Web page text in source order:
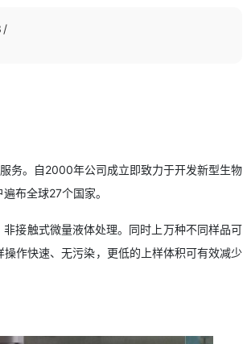
务。自2000年公司成立即致力于开发新型生物
布全球27个国家。
接触式微量液体处理。同时上万种不同样品可
作快速、无污染，更低的上样体积可有效减少